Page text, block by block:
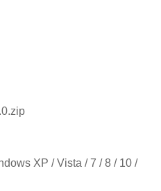
.zip
XP / Vista / 7 / 8 / 10 /